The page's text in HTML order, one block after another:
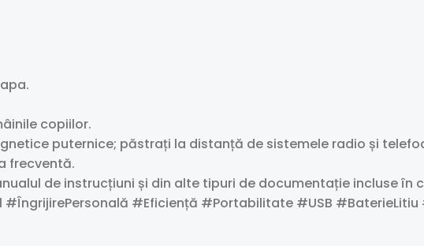
copiilor.
puternice; păstrați la distanță de sistemele radio și
frecventă.
de instrucțiuni și din alte tipuri de documentație incluse în
#Eficiență #Portabilitate #USB #BaterieLitiu